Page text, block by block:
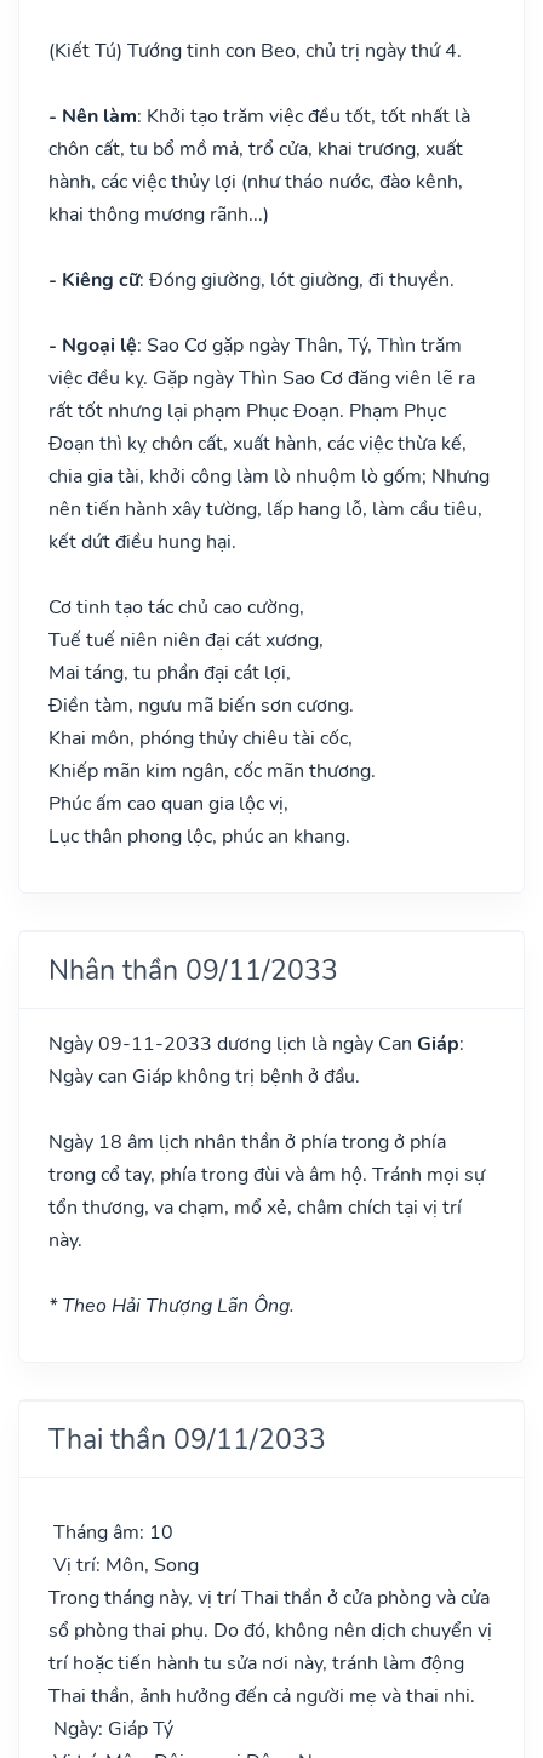
(Kiết Tú) Tướng tinh con Beo, chủ trị ngày thứ 4.
- Nên làm: Khởi tạo trăm việc đều tốt, tốt nhất là
chôn cất, tu bổ mồ mả, trổ cửa, khai trương, xuất
hành, các việc thủy lợi (như tháo nước, đào kênh,
khai thông mương rãnh...)
- Kiêng cữ: Đóng giường, lót giường, đi thuyền.
- Ngoại lệ: Sao Cơ gặp ngày Thân, Tý, Thìn trăm
việc đều kỵ. Gặp ngày Thìn Sao Cơ đăng viên lẽ ra
rất tốt nhưng lại phạm Phục Đoạn. Phạm Phục
Đoạn thì kỵ chôn cất, xuất hành, các việc thừa kế,
chia gia tài, khởi công làm lò nhuộm lò gốm; Nhưng
nên tiến hành xây tường, lấp hang lỗ, làm cầu tiêu,
kết dứt điều hung hại.
Cơ tinh tạo tác chủ cao cường,
Tuế tuế niên niên đại cát xương,
Mai táng, tu phần đại cát lợi,
Điền tàm, ngưu mã biến sơn cương.
Khai môn, phóng thủy chiêu tài cốc,
Khiếp mãn kim ngân, cốc mãn thương.
Phúc ấm cao quan gia lộc vị,
Lục thân phong lộc, phúc an khang.
Nhân thần 09/11/2033
Ngày 09-11-2033 dương lịch là ngày Can Giáp:
Ngày can Giáp không trị bệnh ở đầu.
Ngày 18 âm lịch nhân thần ở phía trong ở phía
trong cổ tay, phía trong đùi và âm hộ. Tránh mọi sự
tổn thương, va chạm, mổ xẻ, châm chích tại vị trí
này.
* Theo Hải Thượng Lãn Ông.
Thai thần 09/11/2033
Tháng âm: 10
Vị trí: Môn, Song
Trong tháng này, vị trí Thai thần ở cửa phòng và cửa
sổ phòng thai phụ. Do đó, không nên dịch chuyển vị
trí hoặc tiến hành tu sửa nơi này, tránh làm động
Thai thần, ảnh hưởng đến cả người mẹ và thai nhi.
Ngày: Giáp Tý